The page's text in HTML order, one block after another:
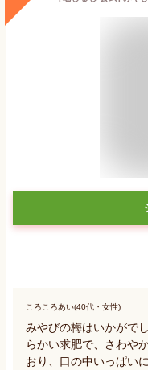
ころころあい(40代・女性)
みやびの梅はいかがで
らかい求肥で、さわや
おり、口の中いっぱい